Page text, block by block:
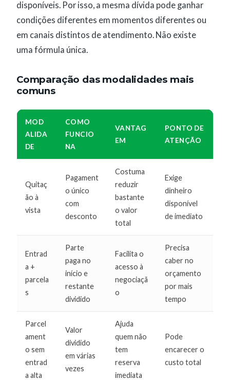
disponíveis. Por isso, a mesma dívida pode ganhar
condições diferentes em momentos diferentes ou
em canais distintos de atendimento. Não existe
uma fórmula única.
Comparação das modalidades mais
comuns
MOD
ALIDA
DE
COMO
FUNCIO
NA
VANTAG
EM
PONTO DE
ATENÇÃO
Quitaç
ão à
vista
Pagament
o único
com
desconto
Costuma
reduzir
bastante
o valor
total
Exige
dinheiro
disponível
de imediato
Entrad
a +
parcela
s
Parte
paga no
início e
restante
dividido
Facilita o
acesso à
negociaçã
o
Precisa
caber no
orçamento
por mais
tempo
Parcel
ament
o sem
entrad
a alta
Valor
dividido
em várias
vezes
Ajuda
quem não
tem
reserva
imediata
Pode
encarecer o
custo total